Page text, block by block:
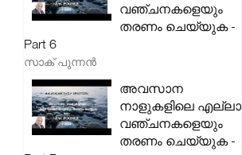
വഞ്ചനകളെയും
തരണം ചെയ്യുക -
Part 6
സാക് പുന്നൻ
അവസാന
നാളുകളിലെ എല്ലാ
വഞ്ചനകളെയും
തരണം ചെയ്യുക -